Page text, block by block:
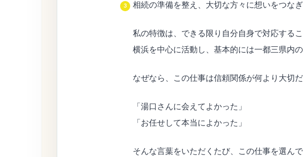
相続の準備を整え、大切な方々に想いをつなぎ
私の特徴は、できる限り自分自身で対応するこ
横浜を中心に活動し、基本的には一都三県内
なぜなら、この仕事は信頼関係が何より大切だ
「湯口さんに会えてよかった」
「お任せして本当によかった」
そんな言葉をいただくたび、この仕事を選ん